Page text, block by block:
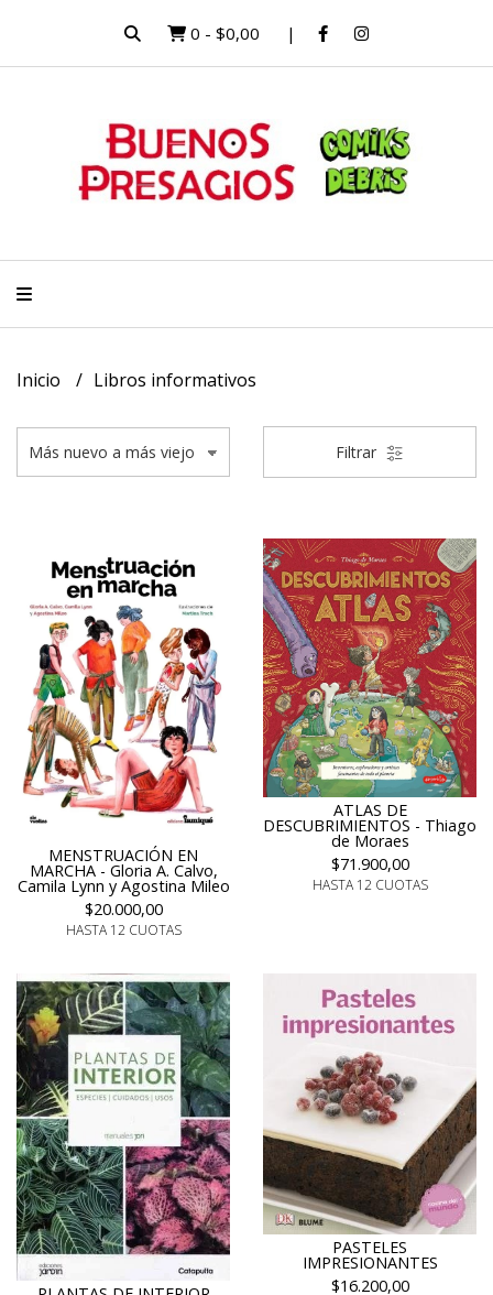
0 - $0,00
Inicio Libros informativos
Filtrar
MENSTRUACIÓN EN
MARCHA - Gloria A. Calvo,
Camila Lynn y Agostina Mileo
$20.000,00
HASTA 12 CUOTAS
ATLAS DE
DESCUBRIMIENTOS - Thiago
de Moraes
$71.900,00
HASTA 12 CUOTAS
PASTELES
IMPRESIONANTES
$16.200,00